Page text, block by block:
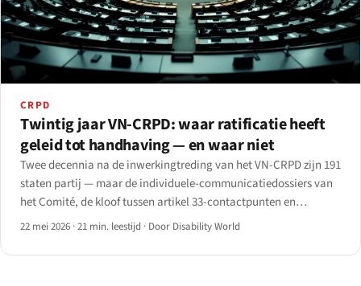
CRPD
Twintig jaar VN-CRPD: waar ratificatie heeft
geleid tot handhaving — en waar niet
Twee decennia na de inwerkingtreding van het VN-CRPD zijn 191
staten partij — maar de individuele-communicatiedossiers van
het Comité, de kloof tussen artikel 33-contactpunten en
begrotingslijnen, en het lappendeken van facultatief
22 mei 2026 ·21 min. leestijd · Door Disability World